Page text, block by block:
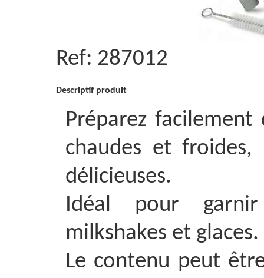
Ref: 287012
Descriptif produit
Préparez
chaudes et froides,
délicieuses.
Idéal pour garnir
milkshakes et glaces.
Le contenu peut